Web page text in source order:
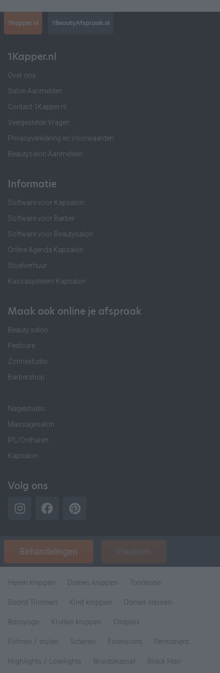
1Kapper.nl 1BeautyAfspraak.nl
1Kapper.nl
Over ons
Salon Aanmelden
Contact 1Kapper.nl
Veelgestelde Vragen
Privacyverklaring en Voorwaarden
Beautysalon Aanmelden
Informatie
Software voor Kapsalon
Software voor Barber
Software voor Beautysalon
Online Agenda Kapsalon
Stoelverhuur
Kassasysteem Kapsalon
Maak ook online je afspraak
Beauty salon
Pedicure
Zonnestudio
Barbershop
Nagelstudio
Massagesalon
IPL/Ontharen
Kapsalon
Volg ons
Behandelingen Plaatsen
Heren knippen Dames knippen
Tondeuse
Baard Trimmen
Kind knippen
Dames kleuren
Balayage
Krullen knippen
Olaplex
Föhnen / stylen
Scheren Extensions
Permanent
Highlights / Lowlights
Bruidskapsel Black Hair